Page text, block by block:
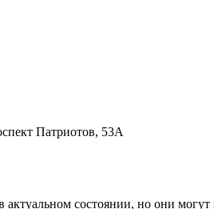
Патриотов, 53А
состоянии, но они